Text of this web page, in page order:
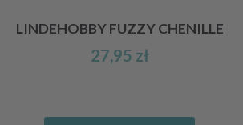
LINDEHOBBY FUZZY CHENILLE
27,95 zł